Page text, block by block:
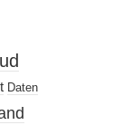
Daten